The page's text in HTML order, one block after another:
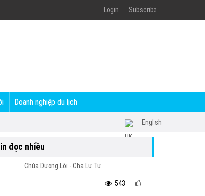
Login Subscribe
Doanh nghiệp du lịch
English
đọc nhiều
Chùa Dương Lôi - Cha Lư Tự
543